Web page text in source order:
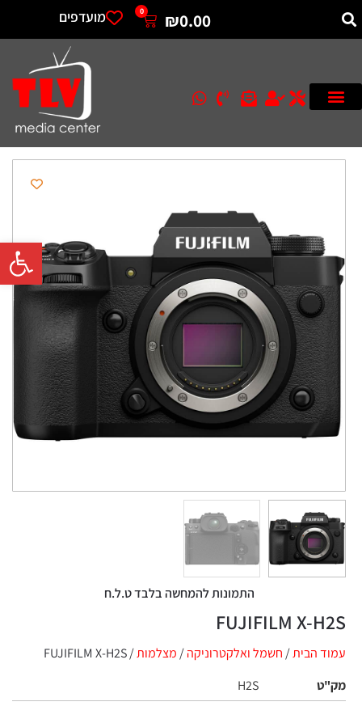
פתח
₪0.00
0 מועדפים
התמונות להמחשה בלבד ט.ל.ח
FUJIFILM X-H2S
עמוד הבית/ חשמל ואלקטרוניקה/ מצלמות‏/ FUJIFILM X-H2S
מק"ט
H2S